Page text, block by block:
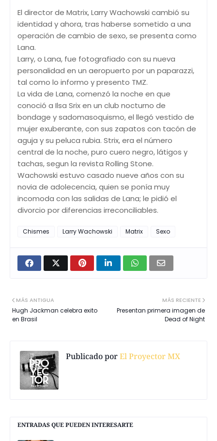
El director de Matrix, Larry Wachowski cambió su
identidad y ahora, tras haberse sometido a una
operación de cambio de sexo, se presenta como
Lana.
Larry, o Lana, fue fotografiado con su nueva
personalidad en un aeropuerto por un paparazzi,
tal como lo informo y presento TMZ.
La vida de Lana, comenzó la noche en que
conoció a Ilsa Srix en un club nocturno de
bondage y sadomasoquismo, el llegó vestido de
mujer exuberante, con sus zapatos con tacón de
aguja y su peluca rubia. Strix, era el número
central de la noche, puro cuero negro, látigos y
tachas, segun la revista Rolling Stone.
Wachowski estuvo casado nueve años con su
novia de adolecencia, quien se ponía muy
incomoda con las salidas de Lana; le pidió el
divorcio por diferencias irreconciliables.
Chismes Larry Wachowski Matrix Sexo
MÁS RECIENTE
Presentan primera imagen de
Dead of Night
MÁS ANTIGUA
Hugh Jackman celebra exito
en Brasil
Publicado porEl Proyector MX
ENTRADAS QUE PUEDEN INTERESARTE